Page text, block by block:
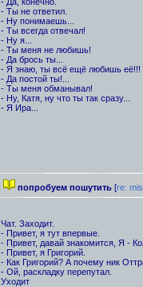
- Ты не ответил.
- Ну понимаешь...
- Ты всегда отвечал!
- Ну я...
- Ты меня не любишь!
- Да брось ты...
- Я знаю, ты всё ещё любишь её!!!
- Да постой ты!...
- Ты меня обманывал!
- Ну, Катя, ну что ты так сразу...
- Я Ира...
попробуем пошутить [re:
Чат. Заходит.
- Привет, я тут впервые.
- Привет, давай знакомится, Я -
- Привет, я Григорий.
- Как Григорий? А почему ник
- Ой, раскладку перепутал.
Уходит